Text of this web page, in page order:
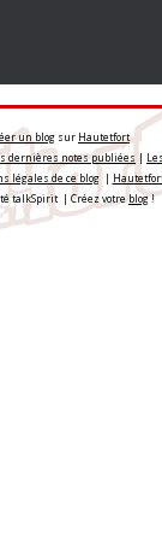
un blog sur Hautetfort
dernières notes publiées |
légales de ce blog|
talkSpirit | Créez votreblog!